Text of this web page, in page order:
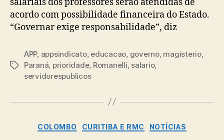
acordo com possibilidade financeira do Estado.
“Governar exige responsabilidade”, diz
Tags
APP, appsindicato, educacao governo, magisterio,
Paraná prioridade, Romanelli salario,
servidorespublicos
Categorias
COLOMBO CURITIBA E RMC NOTÍCIAS